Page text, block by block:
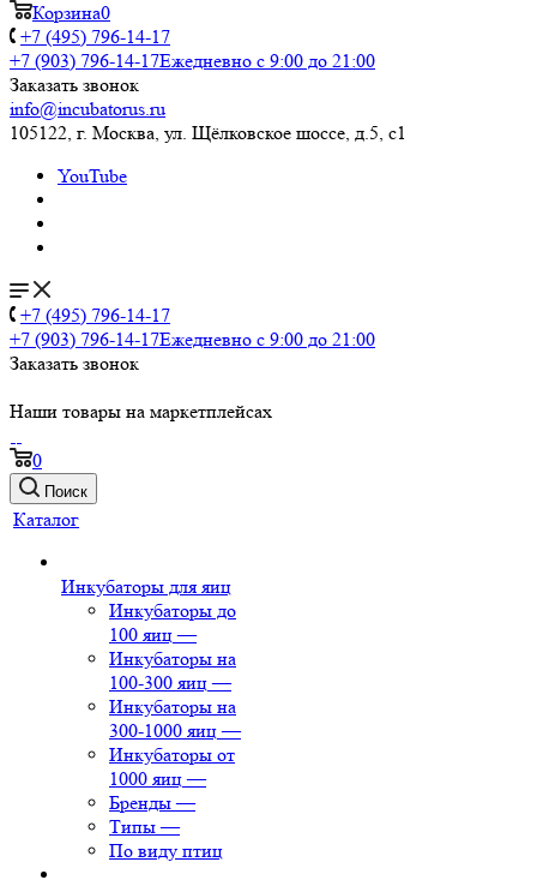
Корзина0
+7 (495) 796-14-17
+7 (903) 796-14-17Ежедневно с 9:00 до 21:00
Заказать звонок
info@incubatorus.ru
105122, г. Москва, ул. Щёлковское шоссе, д.5, с1
YouTube
+7 (495) 796-14-17
+7 (903) 796-14-17Ежедневно с 9:00 до 21:00
Заказать звонок
Наши товары на маркетплейсах
0
Поиск
Каталог
Инкубаторы для яиц
Инкубаторы до
100 яиц —
Инкубаторы на
100-300 яиц —
Инкубаторы на
300-1000 яиц —
Инкубаторы от
1000 яиц —
Бренды —
Типы —
По виду птиц